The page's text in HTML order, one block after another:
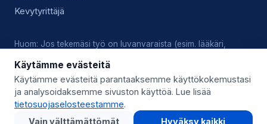
Kevytyrittäjä
Huom: Jos tekemäsi työ on luvanvaraista (esim. lääkäri,
olevista luvista, pätevyyksistä ja alan käytännöistä.
© 2026 Teot.fi (Giggo Oy) · Y-tunnus 3559746-8 · Kysy lisää:
info@teot.fi
Käytämme evästeitä
Käytämme evästeitä parantaaksemme käyttökokemustasi
ja analysoidaksemme sivuston käyttöä. Lue lisää
tietosuojaselosteestamme.
Vain välttämättömät
Hyväksy kaikki